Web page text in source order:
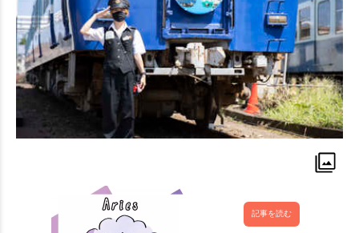
記事を読む